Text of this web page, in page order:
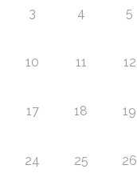
3 4 5
10 11 12
17 18 19
24 25 26